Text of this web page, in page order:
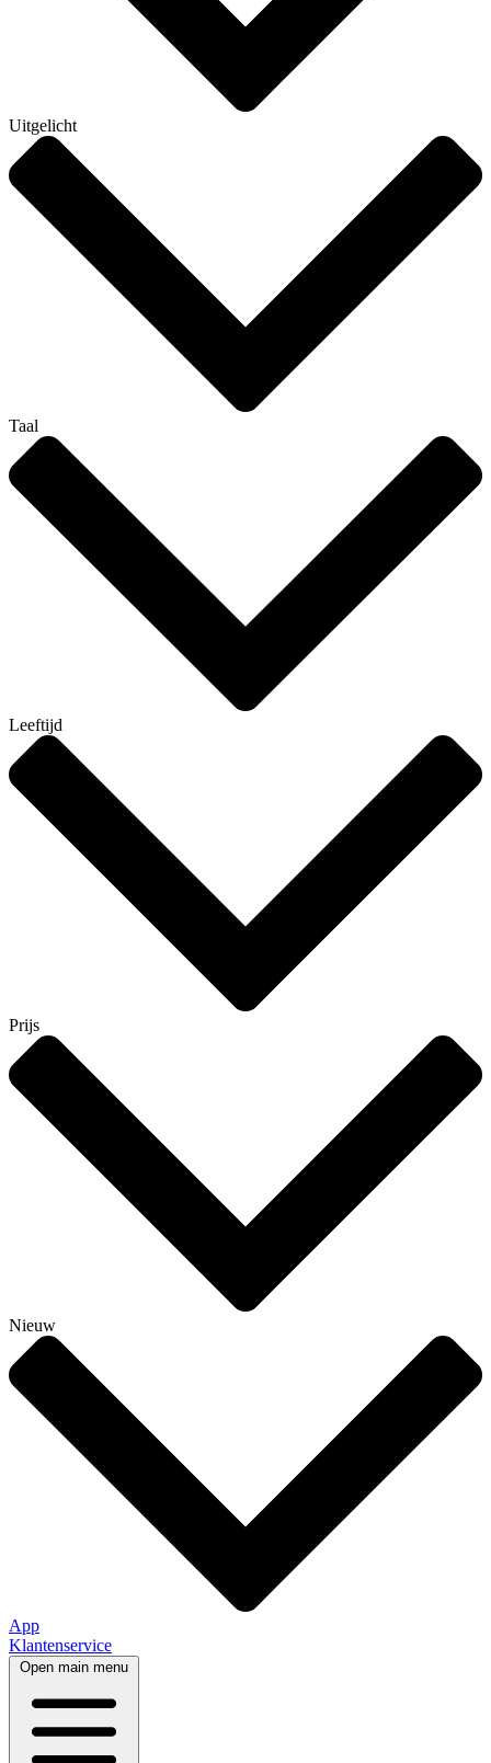
Uitgelicht
Taal
Leeftijd
Prijs
Nieuw
App
Klantenservice
Open main menu